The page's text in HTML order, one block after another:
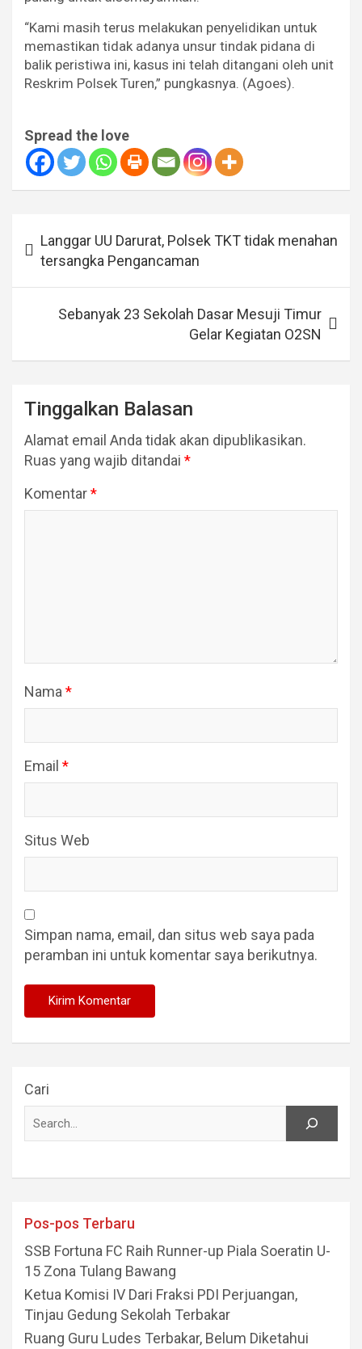
“Kami masih terus melakukan penyelidikan untuk
memastikan tidak adanya unsur tindak pidana di
balik peristiwa ini, kasus ini telah ditangani oleh unit
Reskrim Polsek Turen,” pungkasnya. (Agoes).
Spread the love
posLanggar UU Darurat, Polsek TKT tidak menahan
tersangka Pengancaman
Sebanyak 23 Sekolah Dasar Mesuji Timur
Gelar Kegiatan O2SN
Tinggalkan Balasan
Alamat email Anda tidak akan dipublikasikan.
Ruas yang wajib ditandai *
Komentar*
Nama *
Email *
Situs Web
Simpan nama, email, dan situs web saya pada
peramban ini untuk komentar saya berikutnya.
Cari
Pos-pos Terbaru
SSB Fortuna FC Raih Runner-up Piala Soeratin U-
15 Zona Tulang Bawang
Ketua Komisi IV Dari Fraksi PDI Perjuangan,
Tinjau Gedung Sekolah Terbakar
Ruang Guru Ludes Terbakar, Belum Diketahui